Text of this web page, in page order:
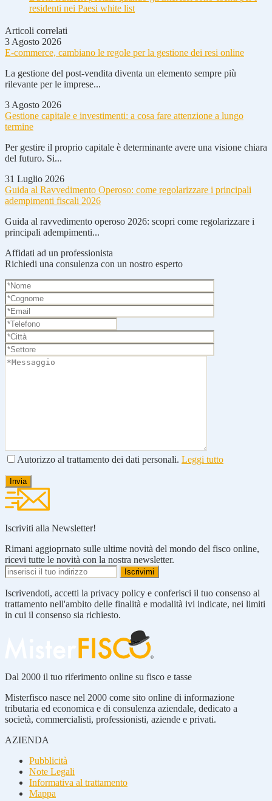
residenti nei Paesi white list
Articoli correlati
3 Agosto 2026
E-commerce, cambiano le regole per la gestione dei resi online
La gestione del post-vendita diventa un elemento sempre più
rilevante per le imprese...
3 Agosto 2026
Gestione capitale e investimenti: a cosa fare attenzione a lungo
termine
Per gestire il proprio capitale è determinante avere una visione chiara
del futuro. Si...
31 Luglio 2026
Guida al Ravvedimento Operoso: come regolarizzare i principali
adempimenti fiscali 2026
Guida al ravvedimento operoso 2026: scopri come regolarizzare i
principali adempimenti...
Affidati ad un professionista
Richiedi una consulenza con un nostro esperto
Autorizzo al trattamento dei dati personali. Leggi tutto
Iscriviti alla Newsletter!
Rimani aggioprnato sulle ultime novità del mondo del fisco online,
ricevi tutte le novità con la nostra newsletter.
Iscrivendoti, accetti la privacy policy e conferisci il tuo consenso al
trattamento nell'ambito delle finalità e modalità ivi indicate, nei limiti
in cui il consenso sia richiesto.
Dal 2000 il tuo riferimento online su fisco e tasse
Misterfisco nasce nel 2000 come sito online di informazione
tributaria ed economica e di consulenza aziendale, dedicato a
società, commercialisti, professionisti, aziende e privati.
AZIENDA
Pubblicità
Note Legali
Informativa al trattamento
Mappa